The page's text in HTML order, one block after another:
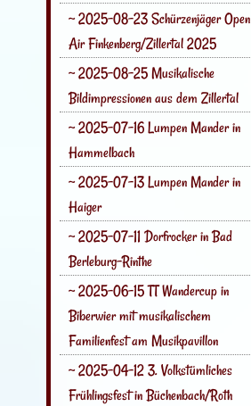
~ 2025-08-23 Schürzenjäger Open
Air Finkenberg/Zillertal 2025
~ 2025-08-25 Musikalische
Bildimpressionen aus dem Zillertal
~ 2025-07-16 Lumpen Mander in
Hammelbach
~ 2025-07-13 Lumpen Mander in
Haiger
~ 2025-07-11 Dorfrocker in Bad
Berleburg-Rinthe
~ 2025-06-15 TT Wandercup in
Biberwier mit musikalischem
Familienfest am Musikpavillon
~ 2025-04-12 3. Volkstümliches
Frühlingsfest in Büchenbach/Roth